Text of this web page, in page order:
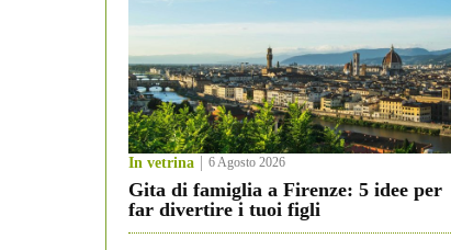
In vetrina 6 Agosto 2026
Gita di famiglia a Firenze: 5 idee per
far divertire i tuoi figli